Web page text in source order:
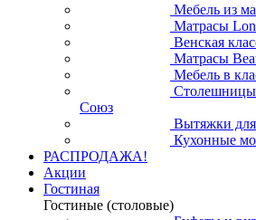
Мебель из
Матрасы
Венская
Матрасы
Мебель в
Союз
Вытяжки
Кухонные
РАСПРОДАЖА!
Акции
Гостиная
Гостиные (столовые)